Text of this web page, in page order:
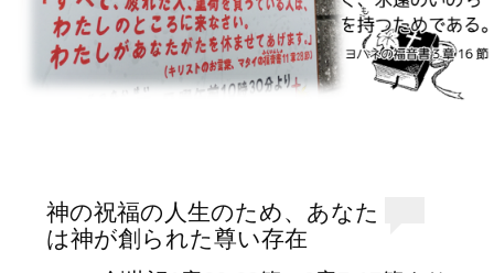
神の祝福の人生のため、あなた
は神が創られた尊い存在